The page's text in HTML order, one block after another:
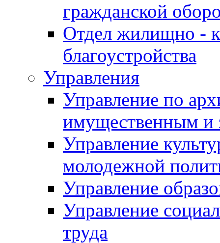
гражданской
Отдел жилищно -
благоустройства
Управления
Управление по
имущественным и
Управление
молодежной
Управление
Управление
труда